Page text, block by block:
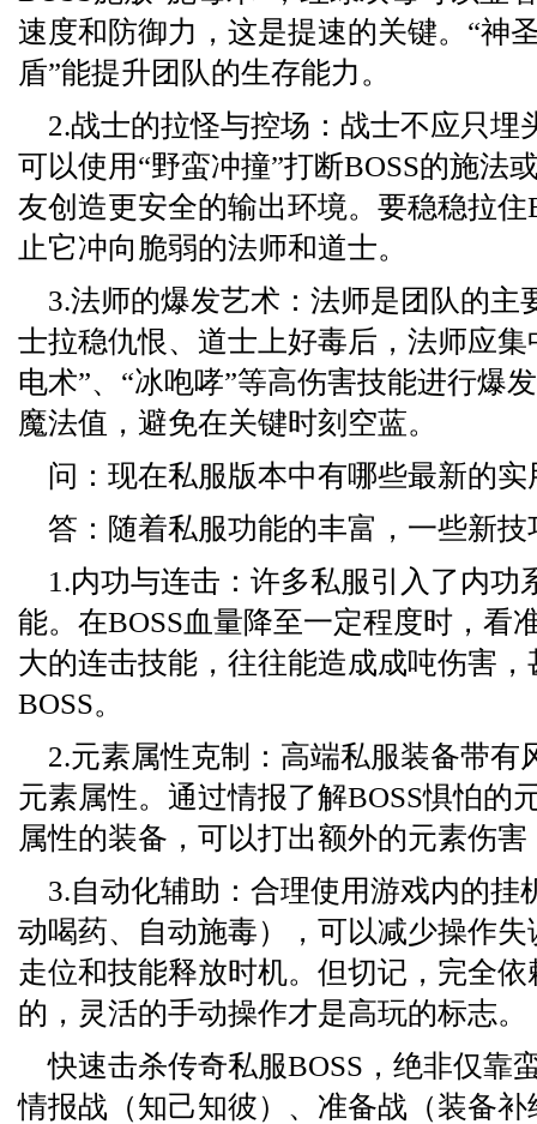
速度和防御力，这是提速的关键。“神
盾”能提升团队的生存能力。
2.战士的拉怪与控场：战士不应只埋
可以使用“野蛮冲撞”打断BOSS的施法
友创造更安全的输出环境。要稳稳拉住
止它冲向脆弱的法师和道士。
3.法师的爆发艺术：法师是团队的主
士拉稳仇恨、道士上好毒后，法师应集
电术”、“冰咆哮”等高伤害技能进行爆
魔法值，避免在关键时刻空蓝。
问：现在私服版本中有哪些最新的实
答：随着私服功能的丰富，一些新
1.内功与连击：许多私服引入了内功
能。在BOSS血量降至一定程度时，看
大的连击技能，往往能造成成吨伤害
BOSS。
2.元素属性克制：高端私服装备带有
元素属性。通过情报了解BOSS惧怕的
属性的装备，可以打出额外的元素伤
3.自动化辅助：合理使用游戏内的挂
动喝药、自动施毒），可以减少操作
走位和技能释放时机。但切记，完全
的，灵活的手动操作才是高玩的标志。
快速击杀传奇私服BOSS，绝非仅靠
情报战（知己知彼）、准备战（装备